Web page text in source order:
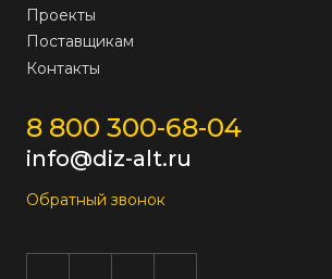
Проекты
Поставщикам
Контакты
8 800 300-68-04
info@diz-alt.ru
Обратный звонок